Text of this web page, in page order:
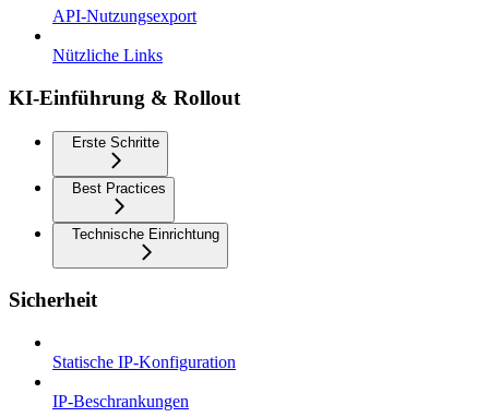
API-Nutzungsexport
Nützliche Links
KI-Einführung & Rollout
Erste Schritte
Best Practices
Technische Einrichtung
Sicherheit
Statische IP-Konfiguration
IP-Beschrankungen